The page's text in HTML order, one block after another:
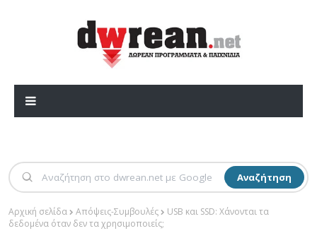
Αναζήτηση
Αρχική σελίδα Απόψεις-Συμβουλές
USB και SSD: Χάνονται τα
δεδομένα όταν δεν τα χρησιμοποιείς;